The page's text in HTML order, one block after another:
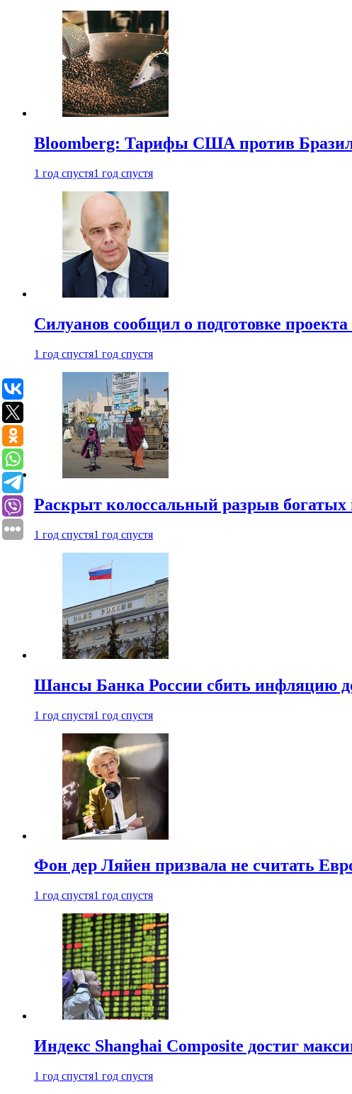
Bloomberg: Тарифы США против
1 год спустя1 год спустя
Силуанов сообщил о подготовке
1 год спустя1 год спустя
Раскрыт колоссальный разрыв
1 год спустя1 год спустя
Шансы Банка России сбить инфляцию
1 год спустя1 год спустя
Фон дер Ляйен призвала не считать
1 год спустя1 год спустя
Индекс Shanghai Composite достиг
1 год спустя1 год спустя